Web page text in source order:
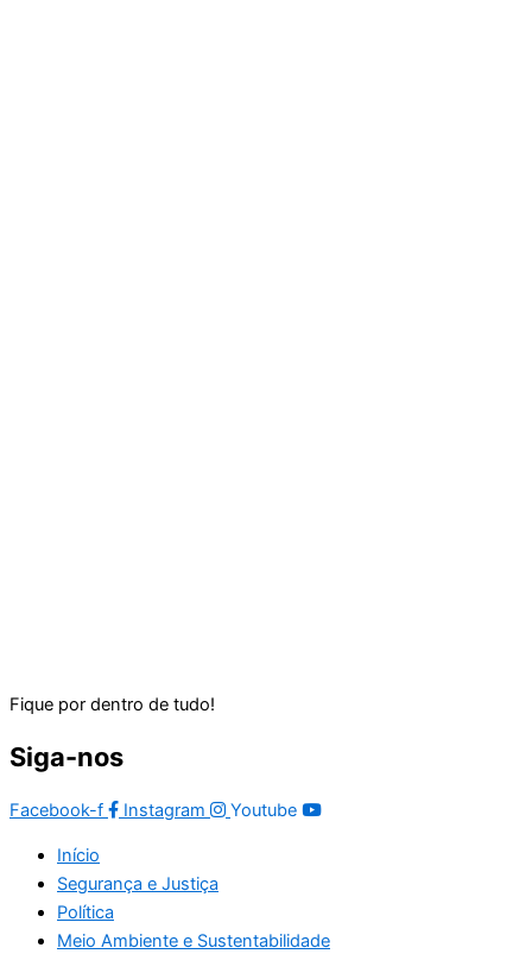
Fique por dentro de tudo!
Siga-nos
Facebook-f Instagram Youtube
Início
Segurança e Justiça
Política
Meio Ambiente e Sustentabilidade